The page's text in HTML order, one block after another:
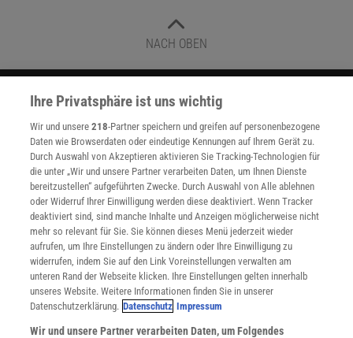
NACH OBEN
Für Sie im Spektrum-Shop und am Kiosk:
WEITERE NEUERSCHEINUNGEN SPEKTRUM SHOP
Spektrum.de-Newsletter abonnieren
JETZT ANMELDEN!
Ihre Privatsphäre ist uns wichtig
Wir und unsere218-Partner speichern und greifen auf personenbezogene
Daten wie Browserdaten oder eindeutige Kennungen auf Ihrem Gerät zu.
Durch Auswahl von Akzeptieren aktivieren Sie Tracking-Technologien für
die unter „Wir und unsere Partner verarbeiten Daten, um Ihnen Dienste
bereitzustellen“ aufgeführten Zwecke. Durch Auswahl von Alle ablehnen
oder Widerruf Ihrer Einwilligung werden diese deaktiviert. Wenn Tracker
deaktiviert sind, sind manche Inhalte und Anzeigen möglicherweise nicht
mehr so relevant für Sie. Sie können dieses Menü jederzeit wieder
aufrufen, um Ihre Einstellungen zu ändern oder Ihre Einwilligung zu
widerrufen, indem Sie auf den Link Voreinstellungen verwalten am
unteren Rand der Webseite klicken. Ihre Einstellungen gelten innerhalb
unseres Website. Weitere Informationen finden Sie in unserer
Datenschutzerklärung. Datenschutz Impressum
Wir und unsere Partner verarbeiten Daten, um Folgendes